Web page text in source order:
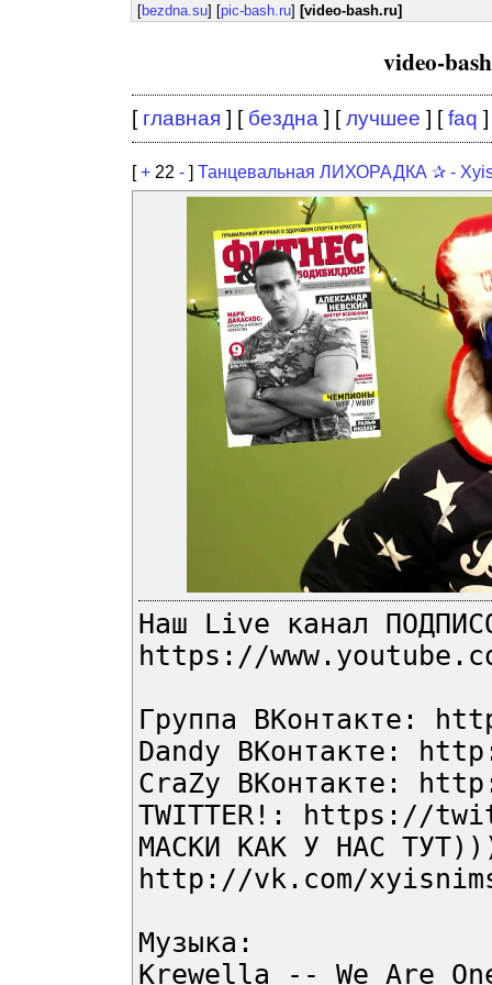
[bezdna.su] [pic-bash.ru] [video-bash.ru]
video-
[ главная ] [ бездна ] [лучшее ] [faq ]
[+ 22 - ] Танцевальная ЛИХОРАДКА ✰ -
Наш Live канал
https://
Группа ВКонтакте:
Dandy ВКонтакте:
CraZy ВКонтакте:
TWITTER!: https://
МАСКИ КАК У НАС
http://vk.com/
Музыка:
Krewella -- We Are